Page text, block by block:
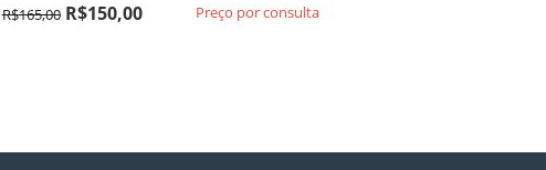
R$165,00 R$150,00 Preço por consulta